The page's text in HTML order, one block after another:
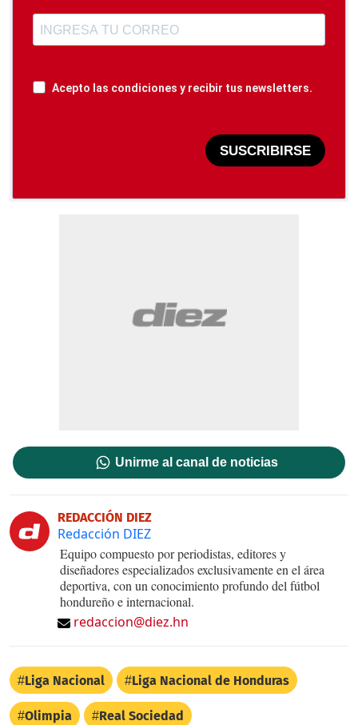
Acepto las condiciones y recibir tus newsletters.
SUSCRIBIRSE
Unirme al canal de noticias
REDACCIÓN DIEZ
Redacción DIEZ
Equipo compuesto por periodistas, editores y
diseñadores especializados exclusivamente en el área
deportiva, con un conocimiento profundo del fútbol
hondureño e internacional.
redaccion@diez.hn
Liga Nacional Liga Nacional de Honduras
Olimpia Real Sociedad